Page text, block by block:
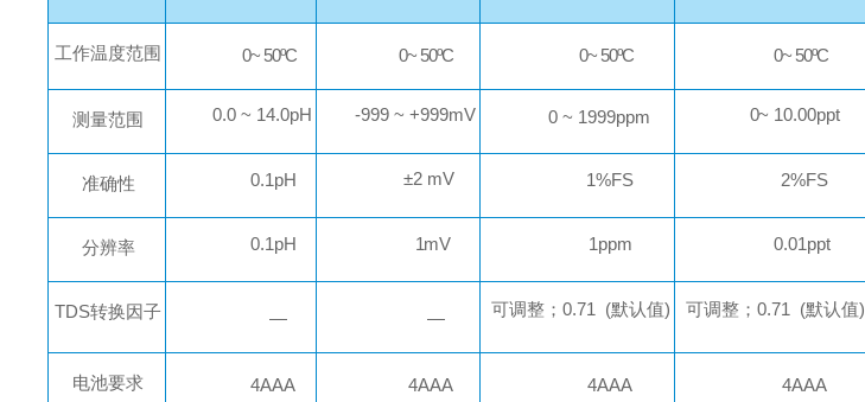
工作温度范围 0~ 50ºC 0~ 50ºC 0~ 50ºC 0~ 50ºC
测量范围 0.0~ 14.0pH -999~+999mV 0 ~ 1999ppm 0~ 10.00ppt
准确性 0.1pH ±2 mV 1%FS 2%FS
分辨率 0.1pH 1mV 1ppm 0.01ppt
TDS转换因子 — — 可调整；0.71 (默认值) 可调整；0.71 (默认值)
电池要求 4AAA 4AAA 4AAA 4AAA